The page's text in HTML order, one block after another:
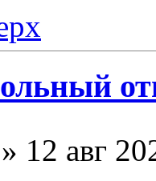
» 12 авг